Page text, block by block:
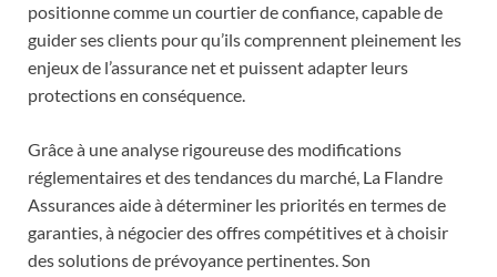
positionne comme un courtier de confiance, capable de
guider ses clients pour qu’ils comprennent pleinement les
enjeux de l’assurance net et puissent adapter leurs
protections en conséquence.
Grâce à une analyse rigoureuse des modifications
réglementaires et des tendances du marché, La Flandre
Assurances aide à déterminer les priorités en termes de
garanties, à négocier des offres compétitives et à choisir
des solutions de prévoyance pertinentes. Son